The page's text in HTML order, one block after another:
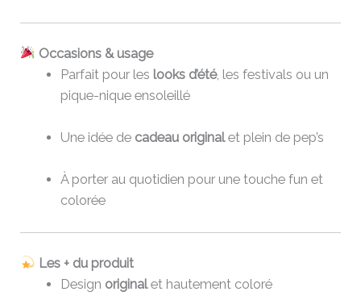
Occasions & usage
Parfait pour les looks d’été, les festivals ou un
pique-nique ensoleillé
Une idée de cadeau originalet plein de pep’s
À porter au quotidien pour une touche fun et
colorée
Les + du produit
Design originalet hautement coloré